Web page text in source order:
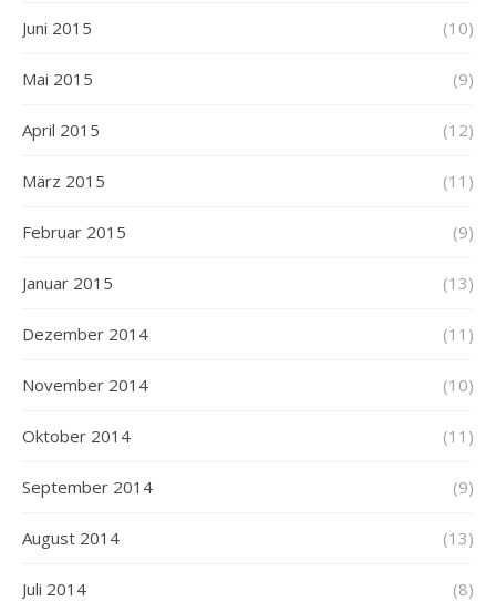
Juni 2015 (10)
Mai 2015 (9)
April 2015 (12)
März 2015 (11)
Februar 2015 (9)
Januar 2015 (13)
Dezember 2014 (11)
November 2014 (10)
Oktober 2014 (11)
September 2014 (9)
August 2014 (13)
Juli 2014 (8)